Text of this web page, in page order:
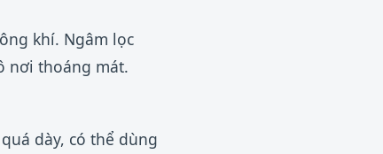
khí. Ngâm lọc
nơi thoáng mát.
dày, có thể dùng